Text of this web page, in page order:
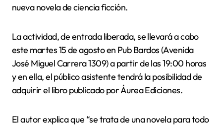
nueva novela de ciencia ficción.
La actividad, de entrada liberada, se llevará a cabo
este martes 15 de agosto en Pub Bardos (Avenida
José Miguel Carrera 1309) a partir de las 19:00 horas
y en ella, el público asistente tendrá la posibilidad de
adquirir el libro publicado por Áurea Ediciones.
El autor explica que “se trata de una novela para todo